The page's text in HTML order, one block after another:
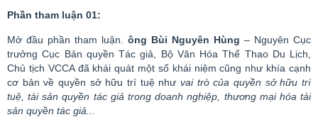
Phần tham luận 01:
Mở đầu phần tham luận. ông Bùi Nguyên Hùng – Nguyên Cục
trưởng Cục Bản quyền Tác giả, Bộ Văn Hóa Thể Thao Du Lịch,
Chủ tịch VCCA đã khái quát một số khái niệm cũng như khía cạnh
cơ bản về quyền sở hữu trí tuệ như vai trò của quyền sở hữu trí
tuệ, tài sản quyền tác giả trong doanh nghiệp, thương mại hóa tài
sản quyền tác giả...